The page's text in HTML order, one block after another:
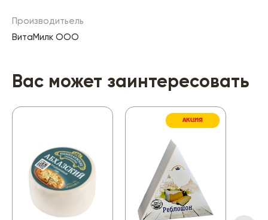
Производитьель
ВитаМилк ООО
Вас может заинтересовать
АКЦИЯ